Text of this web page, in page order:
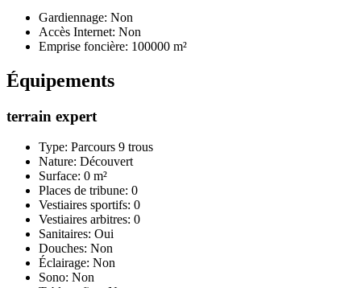
Gardiennage: Non
Accès Internet: Non
Emprise foncière: 100000 m²
Équipements
terrain expert
Type: Parcours 9 trous
Nature: Découvert
Surface: 0 m²
Places de tribune: 0
Vestiaires sportifs: 0
Vestiaires arbitres: 0
Sanitaires: Oui
Douches: Non
Éclairage: Non
Sono: Non